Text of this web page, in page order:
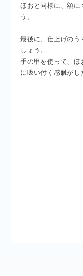
ほおと同様に、額に
う。
最後に、仕上げのう
しょう。
手の甲を使って、ほ
に吸い付く感触がし